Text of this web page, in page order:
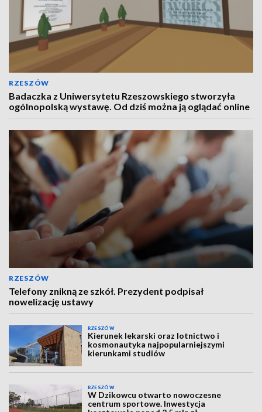
RZESZÓW
Badaczka z Uniwersytetu Rzeszowskiego stworzyła
ogólnopolską wystawę. Od dziś można ją oglądać online
RZESZÓW
Telefony znikną ze szkół. Prezydent podpisał
nowelizację ustawy
RZESZÓW
Kierunek lekarski oraz lotnictwo i
kosmonautyka najpopularniejszymi
kierunkami studiów
RZESZÓW
W Dzikowcu otwarto nowoczesne
centrum sportowe. Inwestycja